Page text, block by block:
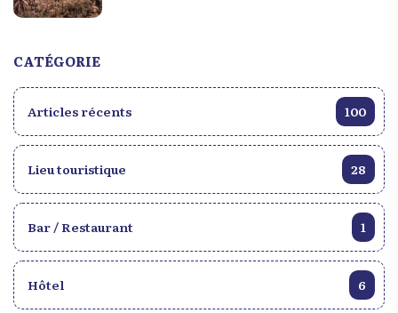
CATÉGORIE
Articles récents 100
Lieu touristique 28
Bar / Restaurant 1
Hôtel 6